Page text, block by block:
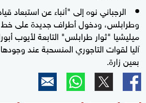
الرجباني نوه إلى "أنباء عن استبعاد
وطرابلس، ودخول أطراف جديدة على خط
ميليشيا "ثوار طرابلس" التابعة لأيوب
آليا لقوات التاجوري المنسحبة عند
بعين زارة.